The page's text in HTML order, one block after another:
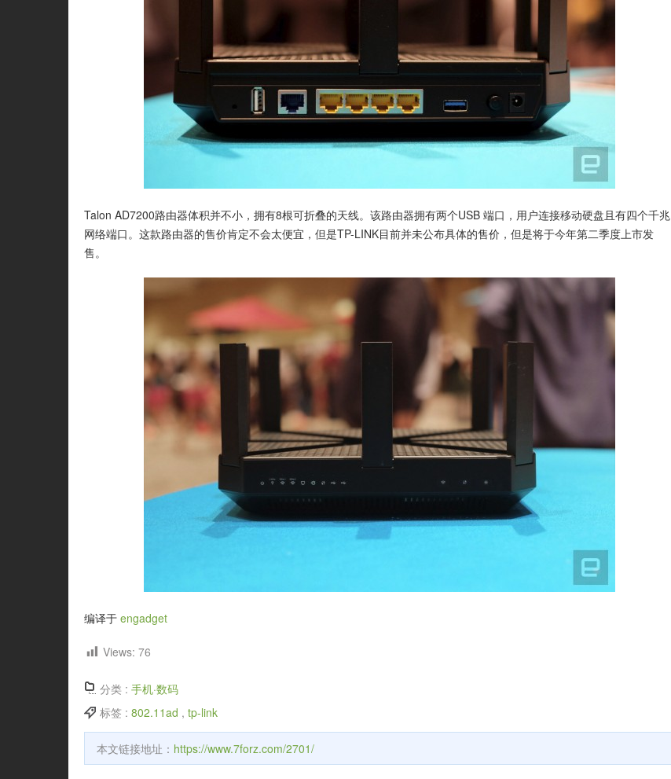
Talon AD7200路由器体积并不小，拥有8根可折叠的天线。该路由器拥有两个USB 端口，用户连接移动硬盘且有四个千兆
网络端口。这款路由器的售价肯定不会太便宜，但是TP-LINK目前并未公布具体的售价，但是将于今年第二季度上市发
售。
编译于 engadget
Views: 76
分类 : 手机·数码
标签 : 802.11ad , tp-link
本文链接地址： https://www.7forz.com/2701/